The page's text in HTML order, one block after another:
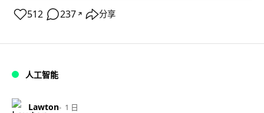
512 237 ↗ 分享
人工智能
Lawton 1 日